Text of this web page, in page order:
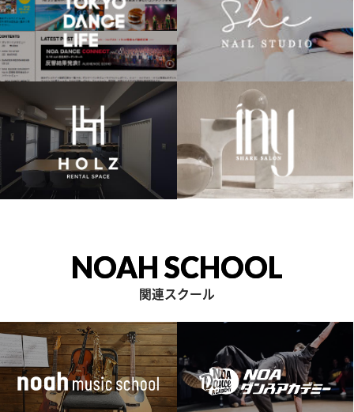
NOAH SCHOOL
関連スクール